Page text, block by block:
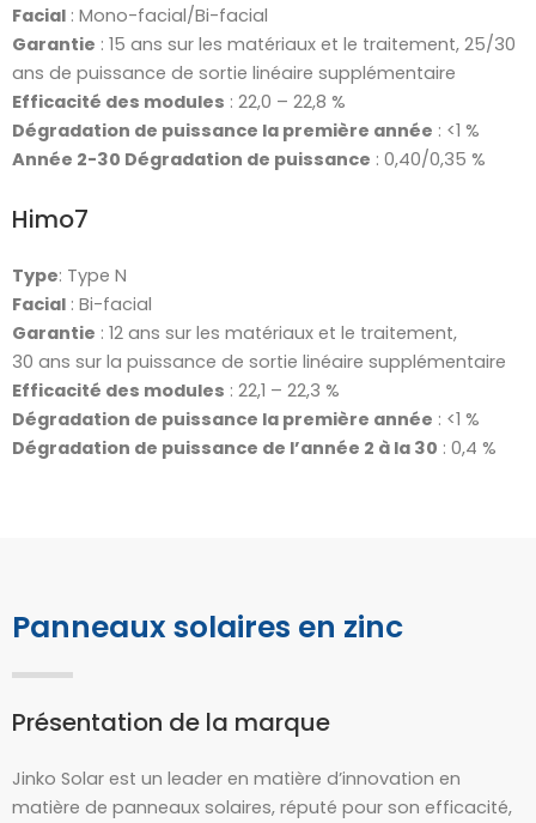
Facial : Mono-facial/Bi-facial
Garantie : 15 ans sur les matériaux et le traitement, 25/30
ans de puissance de sortie linéaire supplémentaire
Efficacité des modules : 22,0 – 22,8 %
Dégradation de puissance la première année : <1 %
Année 2-30 Dégradation de puissance : 0,40/0,35 %
Himo7
Type: Type N
Facial : Bi-facial
Garantie : 12 ans sur les matériaux et le traitement,
30 ans sur la puissance de sortie linéaire supplémentaire
Efficacité des modules : 22,1 – 22,3 %
Dégradation de puissance la première année : <1 %
Dégradation de puissance de l’année 2 à la 30 : 0,4 %
Panneaux solaires en zinc
Présentation de la marque
Jinko Solar est un leader en matière d’innovation en
matière de panneaux solaires, réputé pour son efficacité,